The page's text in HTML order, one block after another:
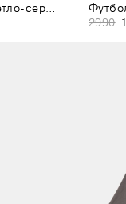
Городская куртка на кнопках светло-серая
2990